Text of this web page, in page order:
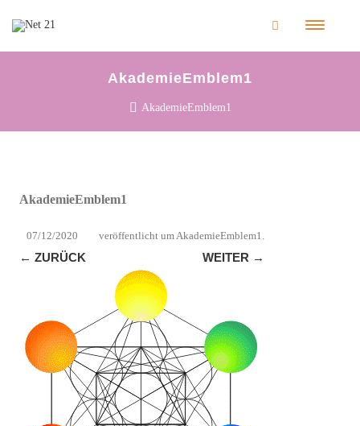
AkademieEmblem1
AkademieEmblem1
AkademieEmblem1
veröffentlicht
07/12/2020 umAkademieEmblem1.
← ZURÜCK WEITER →